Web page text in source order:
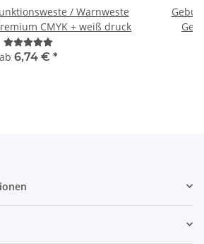
/ Warnweste
inkl. Premium CMYK + weiß druck
ab 6,74 € *